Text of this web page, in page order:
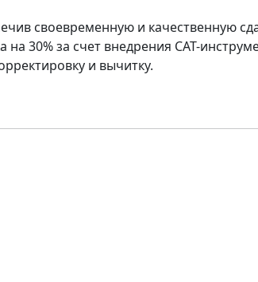
своевременную и качественную
30% за счет внедрения CAT-
и вычитку.